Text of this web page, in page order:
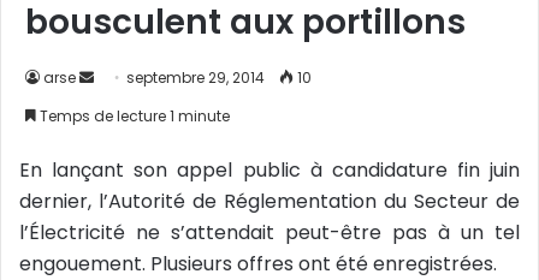
bousculent aux portillons
arse
n
o
y
e
septembre 29, 2014
10
Temps de lecture 1 minute
En lançant son appel public à candidature fin juin
dernier, l’Autorité de Réglementation du Secteur de
l’Électricité ne s’attendait peut-être pas à un tel
engouement. Plusieurs offres ont été enregistrées.